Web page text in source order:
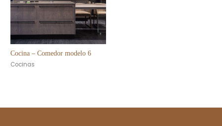
Cocina – Comedor modelo 6
Cocinas